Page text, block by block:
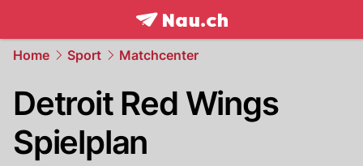
frontpage.NAU.ch
Home Sport Matchcenter
Detroit Red Wings
Spielplan